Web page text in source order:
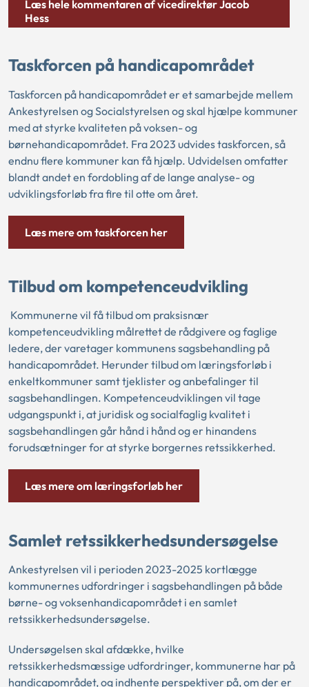
Læs hele kommentaren af vicedirektør Jacob
Hess
Taskforcen på handicapområdet
Taskforcen på handicapområdet er et samarbejde mellem
Ankestyrelsen og Socialstyrelsen og skal hjælpe kommuner
med at styrke kvaliteten på voksen- og
børnehandicapområdet. Fra 2023 udvides taskforcen, så
endnu flere kommuner kan få hjælp. Udvidelsen omfatter
blandt andet en fordobling af de lange analyse- og
udviklingsforløb fra fire til otte om året.
Læs mere om taskforcen her
Tilbud om kompetenceudvikling
Kommunerne vil få tilbud om praksisnær
kompetenceudvikling målrettet de rådgivere og faglige
ledere, der varetager kommunens sagsbehandling på
handicapområdet. Herunder tilbud om læringsforløb i
enkeltkommuner samt tjeklister og anbefalinger til
sagsbehandlingen. Kompetenceudviklingen vil tage
udgangspunkt i, at juridisk og socialfaglig kvalitet i
sagsbehandlingen går hånd i hånd og er hinandens
forudsætninger for at styrke borgernes retssikkerhed.
Læs mere om læringsforløb her
Samlet retssikkerhedsundersøgelse
Ankestyrelsen vil i perioden 2023-2025 kortlægge
kommunernes udfordringer i sagsbehandlingen på både
børne- og voksenhandicapområdet i en samlet
retssikkerhedsundersøgelse.
Undersøgelsen skal afdække, hvilke
retssikkerhedsmæssige udfordringer, kommunerne har på
handicapområdet, og indhente perspektiver på, om der er